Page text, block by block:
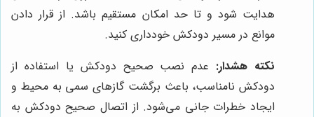
هدایت شود و تا حد امکان مستقیم باشد. از قرار دادن
موانع در مسیر دودکش خودداری کنید.
نکته هشدار: عدم نصب صحیح دودکش یا استفاده از
دودکش نامناسب، باعث برگشت گازهای سمی به محیط و
ایجاد خطرات جانی می‌شود. از اتصال صحیح دودکش به